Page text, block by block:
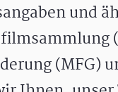
und
(MFG)